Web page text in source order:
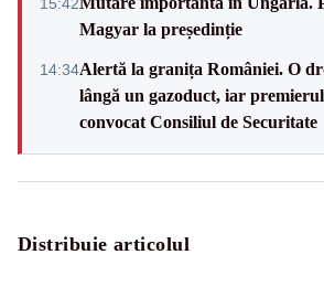
Magyar la președinție
14:34Alertă la granița României. O
lângă un gazoduct, iar
convocat Consiliul de Securitate
Distribuie articolul